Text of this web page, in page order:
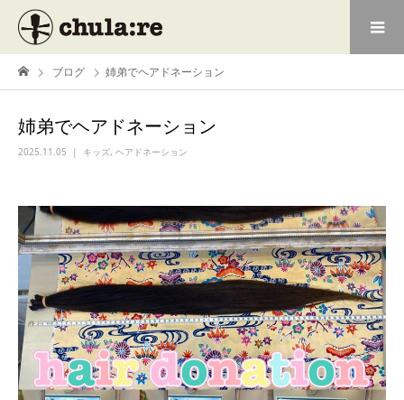
ブログ 姉弟でヘアドネーション
姉弟でヘアドネーション
2025.11.05 キッズ, ヘアドネーション